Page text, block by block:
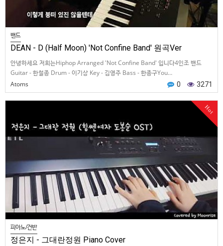
밴드
DEAN - D (Half Moon) 'Not Confine Band' 원곡Ver
안녕하세요 저희는Hiphop Arranged 'Not Confine Band' 입니다4인조 밴드
Guitar - 한철종 Drum - 이기상 Key - 김영주 Bass - 한종구You…
Atoms
0 3271
Hot
피아노/건반
정은지 - 그대란정원 Piano Cover